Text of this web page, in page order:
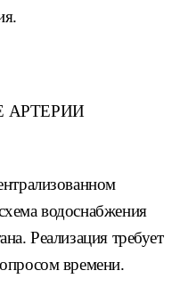
АРТЕРИИ
водоснабжения
Реализация требует
времени.